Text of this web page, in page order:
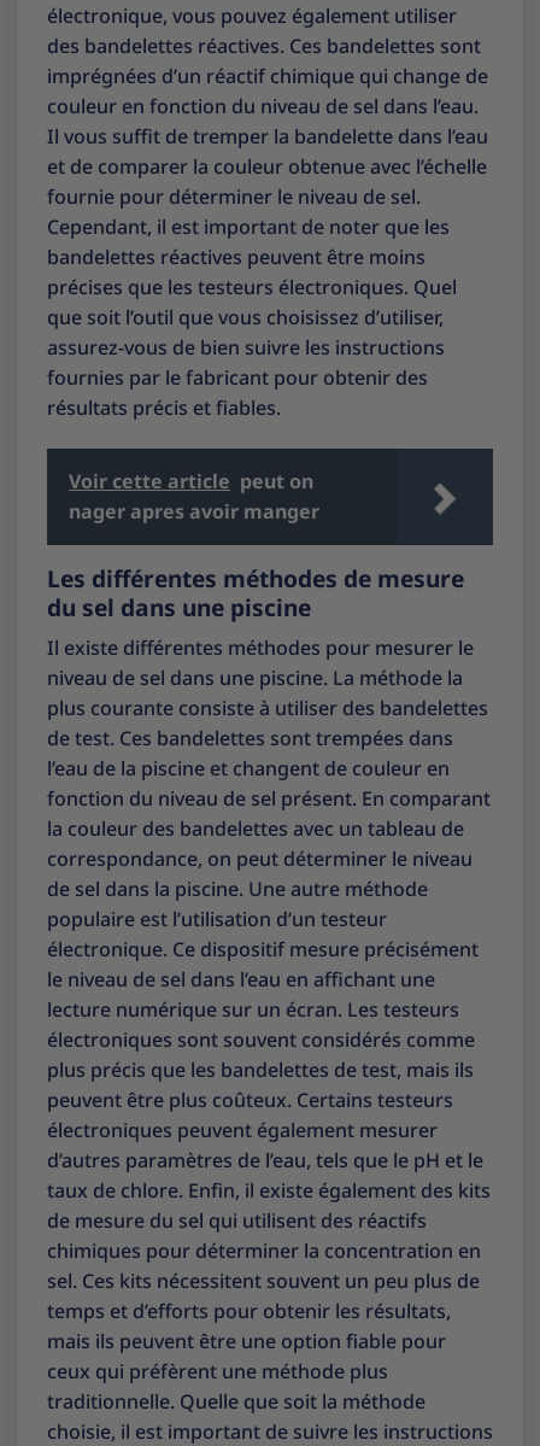
électronique, vous pouvez également utiliser
des bandelettes réactives. Ces bandelettes sont
imprégnées d’un réactif chimique qui change de
couleur en fonction du niveau de sel dans l’eau.
Il vous suffit de tremper la bandelette dans l’eau
et de comparer la couleur obtenue avec l’échelle
fournie pour déterminer le niveau de sel.
Cependant, il est important de noter que les
bandelettes réactives peuvent être moins
précises que les testeurs électroniques. Quel
que soit l’outil que vous choisissez d’utiliser,
assurez-vous de bien suivre les instructions
fournies par le fabricant pour obtenir des
résultats précis et fiables.
Voir cette article peut on
nager apres avoir manger
Les différentes méthodes de mesure
du sel dans une piscine
Il existe différentes méthodes pour mesurer le
niveau de sel dans une piscine. La méthode la
plus courante consiste à utiliser des bandelettes
de test. Ces bandelettes sont trempées dans
l’eau de la piscine et changent de couleur en
fonction du niveau de sel présent. En comparant
la couleur des bandelettes avec un tableau de
correspondance, on peut déterminer le niveau
de sel dans la piscine. Une autre méthode
populaire est l’utilisation d’un testeur
électronique. Ce dispositif mesure précisément
le niveau de sel dans l’eau en affichant une
lecture numérique sur un écran. Les testeurs
électroniques sont souvent considérés comme
plus précis que les bandelettes de test, mais ils
peuvent être plus coûteux. Certains testeurs
électroniques peuvent également mesurer
d’autres paramètres de l’eau, tels que le pH et le
taux de chlore. Enfin, il existe également des kits
de mesure du sel qui utilisent des réactifs
chimiques pour déterminer la concentration en
sel. Ces kits nécessitent souvent un peu plus de
temps et d’efforts pour obtenir les résultats,
mais ils peuvent être une option fiable pour
ceux qui préfèrent une méthode plus
traditionnelle. Quelle que soit la méthode
choisie, il est important de suivre les instructions